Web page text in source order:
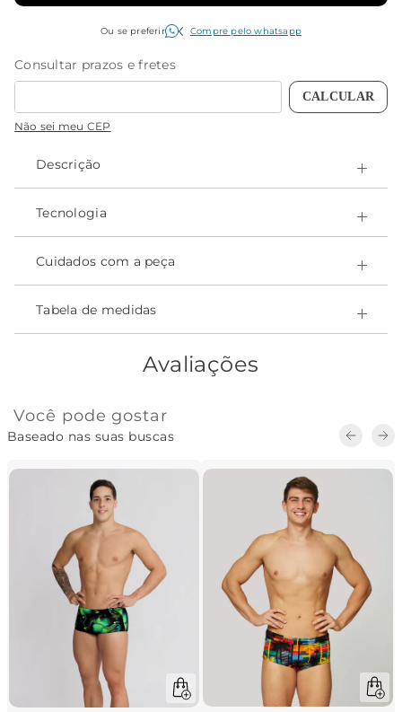
Ou se preferir Compre pelo whatsapp
Não sei meu CEP
Descrição
ultraleve e oferece um deslize perfeito na água. Tem
Tecnologia
Cuidados com a peça
Tabela de medidas
Avaliações
Você pode gostar
Baseado nas suas buscas